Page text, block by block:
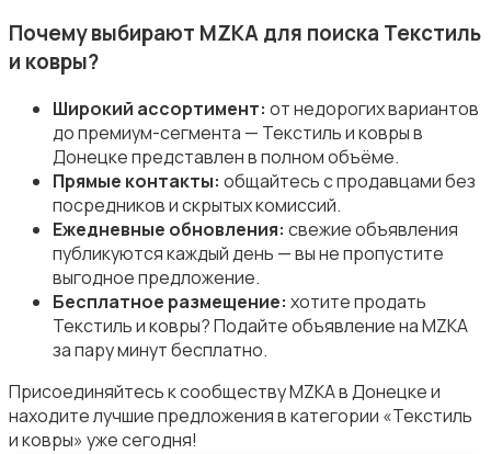
Сад и огород
Садовая мебель
Почему выбирают MZKA для поиска Текстиль
и ковры?
Широкий ассортимент: от недорогих вариантов
до премиум-сегмента — Текстиль и ковры в
Донецке представлен в полном объёме.
Прямые контакты: общайтесь с продавцами без
посредников и скрытых комиссий.
Ежедневные обновления: свежие объявления
публикуются каждый день — вы не пропустите
выгодное предложение.
Бесплатное размещение: хотите продать
Текстиль и ковры? Подайте объявление на MZKA
за пару минут бесплатно.
Присоединяйтесь к сообществу MZKA в Донецке и
находите лучшие предложения в категории «Текстиль
и ковры» уже сегодня!